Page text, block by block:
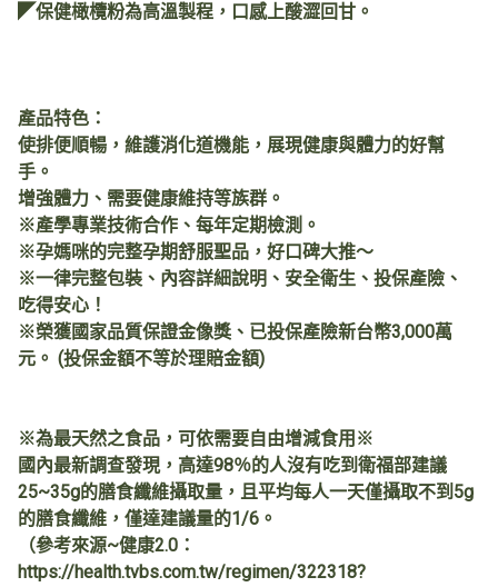
◤保健橄欖粉為高溫製程，口感上酸澀回甘。
產品特色：
使排便順暢，維護消化道機能，展現健康與體力的好幫
手。
增強體力、需要健康維持等族群。
※產學專業技術合作、每年定期檢測。
※孕媽咪的完整孕期舒服聖品，好口碑大推～
※一律完整包裝、內容詳細說明、安全衛生、投保產險、
吃得安心！
※榮獲國家品質保證金像獎、已投保產險新台幣3,000萬
元。 (投保金額不等於理賠金額)
※為最天然之食品，可依需要自由增減食用※
國內最新調查發現，高達98％的人沒有吃到衛福部建議
25~35g的膳食纖維攝取量，且平均每人一天僅攝取不到5g
的膳食纖維，僅達建議量的1/6。
（參考來源~健康2.0：
https://health.tvbs.com.tw/regimen/322318?